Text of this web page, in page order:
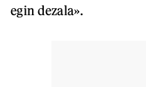
egin dezala».